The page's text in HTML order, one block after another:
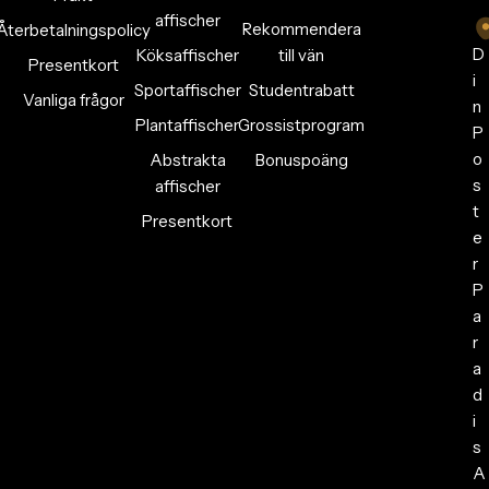
Presentkort
Vanliga frågor
affischer
Köksaffischer
Sportaffischer
Plantaffischer
Abstrakta
affischer
Presentkort
Rekommendera
till vän
Studentrabatt
Grossistprogram
Bonuspoäng
D
i
n
P
o
s
t
e
r
P
a
r
a
d
i
s
A